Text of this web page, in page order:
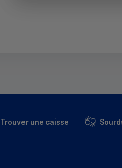
Trouver une caisse